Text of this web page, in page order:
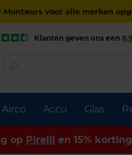
Monteurs voor alle merken
Airco Accu Glas
Klanten geven ons een 8,9
op Pirelli en 15%